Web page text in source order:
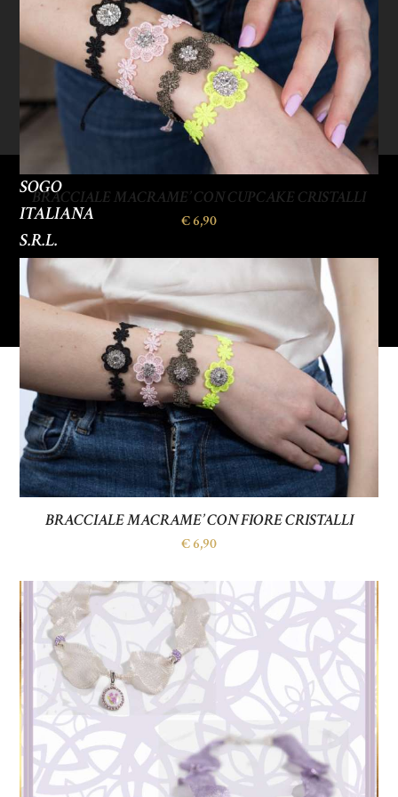
BRACCIALE MACRAME’ CON CUPCAKE CRISTALLI
€6,90
BRACCIALE MACRAME’ CON FIORE CRISTALLI
€6,90
SOGO
ITALIANA
S.R.L.
P.IVA
09662390153
Privacy